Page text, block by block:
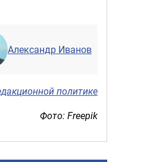
Александр Иванов
политике
Фото: Freepik